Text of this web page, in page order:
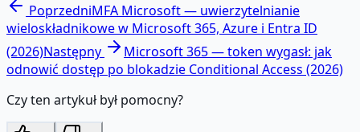
PoprzedniMFA Microsoft — uwierzytelnianie
wieloskładnikowe w Microsoft 365, Azure i Entra ID
(2026)Następny
Microsoft 365 — token wygasł: jak
odnowić dostęp po blokadzie Conditional Access (2026)
Czy ten artykuł był pomocny?